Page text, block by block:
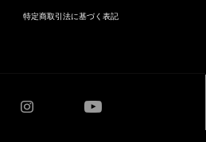
特定商取引法に基づく表記
Instagram